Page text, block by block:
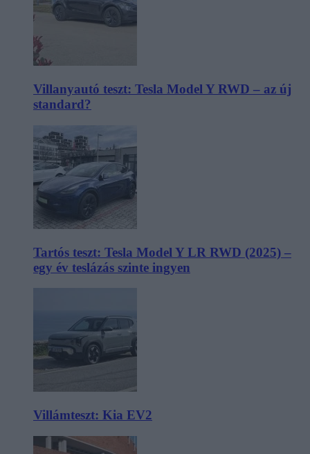
Villanyautó teszt: Tesla Model Y RWD – az új
standard?
Tartós teszt: Tesla Model Y LR RWD (2025) –
egy év teslázás szinte ingyen
Villámteszt: Kia EV2